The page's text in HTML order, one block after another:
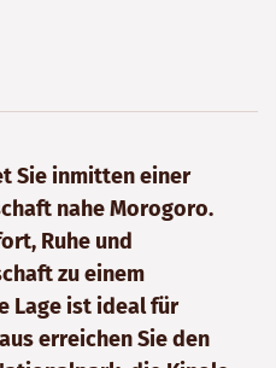
Sie inmitten einer
nahe Morogoro.
Ruhe und
zu einem
Lage ist ideal für
erreichen Sie den